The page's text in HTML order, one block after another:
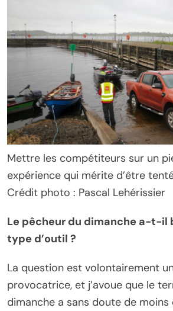
Mettre les compétiteurs sur un
expérience qui mérite d’être
Crédit photo : Pascal Lehérissier
Le pêcheur du dimanche a-t-il
type d’outil ?
La question est volontairement
provocatrice, et j’avoue que le
dimanche a sans doute de moins